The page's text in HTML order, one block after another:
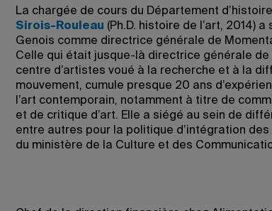
La chargée de cours du Département d’histoire
Sirois-Rouleau (Ph.D. histoire de l’art, 2014)
Genois comme directrice générale de
Celle qui était jusque-là directrice générale de
centre d’artistes voué à la recherche et à la
mouvement, cumule presque 20 ans
l’art contemporain, notamment à titre de
et de critique d’art. Elle a siégé au sein de
entre autres pour la politique d’intégration des
du ministère de la Culture et des